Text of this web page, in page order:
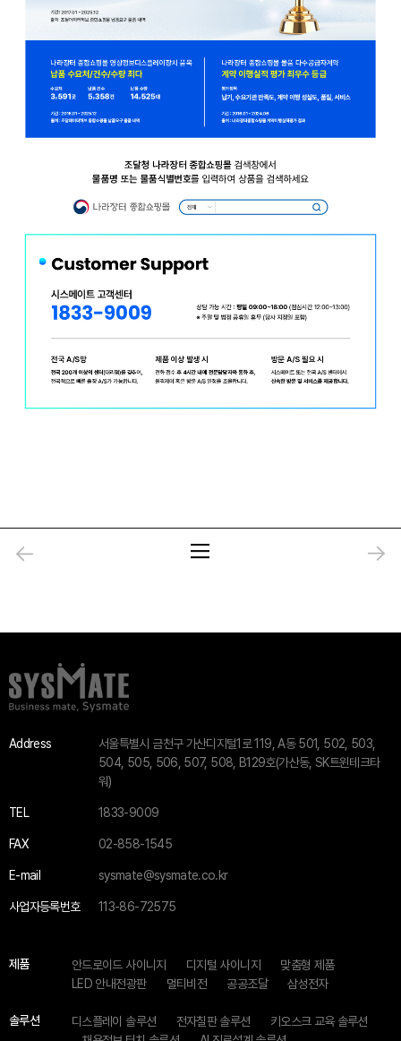
Address
서울특별시 금천구 가산디지털1로 119, A동 501, 502, 503,
504, 505, 506, 507, 508, B129호(가산동, SK트윈테크타
워)
TEL 1833-9009
FAX 02-858-1545
E-mail sysmate@sysmate.co.kr
사업자등록번호 113-86-72575
제품 안드로이드 사이니지 디지털 사이니지
맞춤형 제품
LED 안내전광판
멀티비전 공공조달 삼성전자
솔루션 디스플레이 솔루션 전자칠판 솔루션
키오스크 교육 솔루션